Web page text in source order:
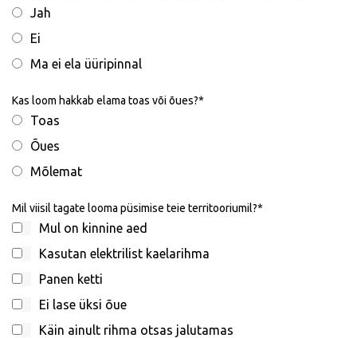
Jah
Ei
Ma ei ela üüripinnal
Kas loom hakkab elama toas või õues?
Toas
Õues
Mõlemat
Mil viisil tagate looma püsimise teie territooriumil?
Mul on kinnine aed
Kasutan elektrilist kaelarihma
Panen ketti
Ei lase üksi õue
Käin ainult rihma otsas jalutamas